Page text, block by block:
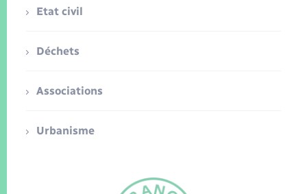
Etat civil
Déchets
Associations
Urbanisme